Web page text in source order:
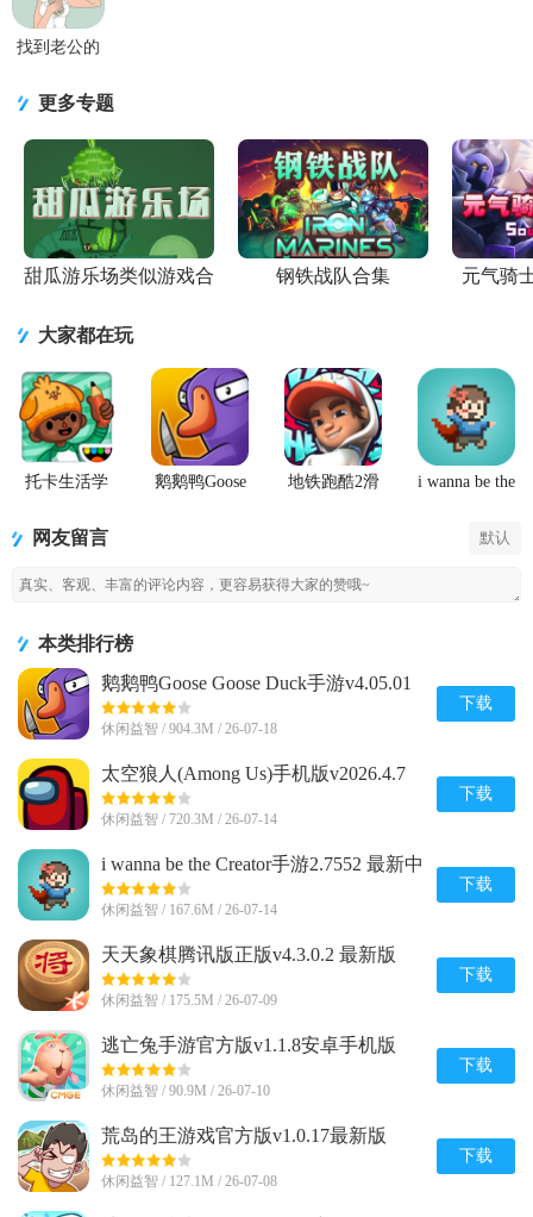
找到老公的
告版2.7 最
更多专题
甜瓜游乐场类似游戏合
钢铁战队合集 元气骑
大家都在玩
托卡生活学
鹅鹅鸭Goose
地铁跑酷2滑
i wanna be the
网友留言 默认
本类排行榜
鹅鹅鸭Goose Goose Duck手游v4.05.01
安卓完整版
休闲益智 / 904.3M / 26-07-18
下载
太空狼人(Among Us)手机版v2026.4.7
安卓全解锁版
休闲益智 / 720.3M / 26-07-14
下载
i wanna be the Creator手游2.7552 最新中
文版
休闲益智 / 167.6M / 26-07-14
下载
天天象棋腾讯版正版v4.3.0.2 最新版
休闲益智 / 175.5M / 26-07-09
下载
逃亡兔手游官方版v1.1.8安卓手机版
休闲益智 / 90.9M / 26-07-10
下载
荒岛的王游戏官方版v1.0.17最新版
休闲益智 / 127.1M / 26-07-08
下载